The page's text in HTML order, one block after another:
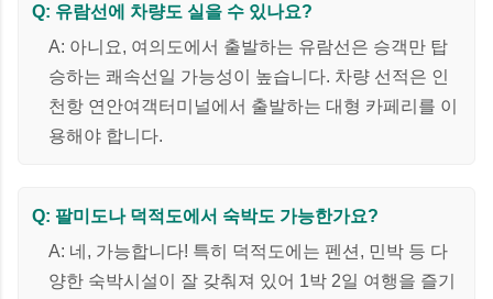
Q: 유람선에 차량도 실을 수 있나요?
A: 아니요, 여의도에서 출발하는 유람선은 승객만 탑
승하는 쾌속선일 가능성이 높습니다. 차량 선적은 인
천항 연안여객터미널에서 출발하는 대형 카페리를 이
용해야 합니다.
Q: 팔미도나 덕적도에서 숙박도 가능한가요?
A: 네, 가능합니다! 특히 덕적도에는 펜션, 민박 등 다
양한 숙박시설이 잘 갖춰져 있어 1박 2일 여행을 즐기